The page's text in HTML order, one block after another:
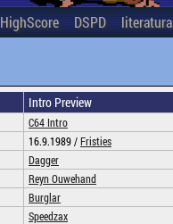
HighScore DSPD literatura
Intro Preview
C64 Intro
16.9.1989 /Fristies
Dagger
Reyn Ouwehand
Burglar
Speedzax